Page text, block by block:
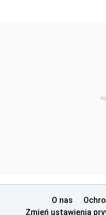
O nas
Zmień ustawienia